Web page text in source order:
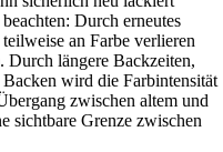
Durch erneutes
an Farbe verlieren
Durch längere Backzeiten,
wird die Farbintensität
zwischen altem und
sichtbare Grenze zwischen